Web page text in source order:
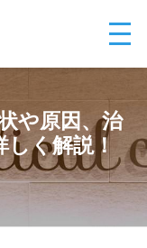
や原因、治
く解説！